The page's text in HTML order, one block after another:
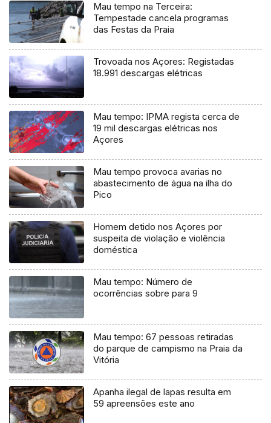
Mau tempo na Terceira:
Tempestade cancela programas
das Festas da Praia
Trovoada nos Açores: Registadas
18.991 descargas elétricas
Mau tempo: IPMA regista cerca de
19 mil descargas elétricas nos
Açores
Mau tempo provoca avarias no
abastecimento de água na ilha do
Pico
Homem detido nos Açores por
suspeita de violação e violência
doméstica
Mau tempo: Número de
ocorrências sobre para 9
Mau tempo: 67 pessoas retiradas
do parque de campismo na Praia da
Vitória
Apanha ilegal de lapas resulta em
59 apreensões este ano